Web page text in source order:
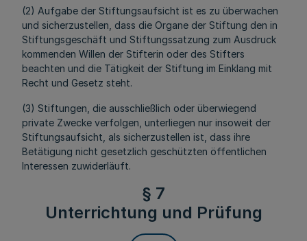
(2) Aufgabe der Stiftungsaufsicht ist es zu überwachen
und sicherzustellen, dass die Organe der Stiftung den in
Stiftungsgeschäft und Stiftungssatzung zum Ausdruck
kommenden Willen der Stifterin oder des Stifters
beachten und die Tätigkeit der Stiftung im Einklang mit
Recht und Gesetz steht.
(3) Stiftungen, die ausschließlich oder überwiegend
private Zwecke verfolgen, unterliegen nur insoweit der
Stiftungsaufsicht, als sicherzustellen ist, dass ihre
Betätigung nicht gesetzlich geschützten öffentlichen
Interessen zuwiderläuft.
§ 7
Unterrichtung und Prüfung